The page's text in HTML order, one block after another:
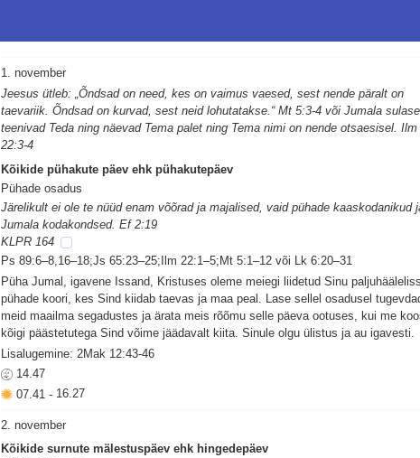
1. november
Jeesus ütleb: „Õndsad on need, kes on vaimus vaesed, sest nende päralt on
taevariik. Õndsad on kurvad, sest neid lohutatakse.“ Mt 5:3-4 või Jumala
teenivad Teda ning näevad Tema palet ning Tema nimi on nende otsaesisel. Ilm
22:3-4
Kõikide pühakute päev ehk pühakutepäev
Pühade osadus
Järelikult ei ole te nüüd enam võõrad ja majalised, vaid pühade kaaskodanikud
Jumala kodakondsed. Ef 2:19
KLPR 164
Ps 89:6–8,16–18;Js 65:23–25;Ilm 22:1–5;Mt 5:1–12 või Lk 6:20–31
Püha Jumal, igavene Issand, Kristuses oleme meiegi liidetud Sinu
pühade koori, kes Sind kiidab taevas ja maa peal. Lase sellel osadusel
meid maailma segadustes ja ärata meis rõõmu selle päeva ootuses, kui me
kõigi päästetutega Sind võime jäädavalt kiita. Sinule olgu ülistus ja au igavesti.
Lisalugemine: 2Mak 12:43-46
14.47
07.41 - 16.27
2. november
Kõikide surnute mälestuspäev ehk hingedepäev